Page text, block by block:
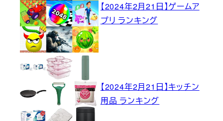
【2024年2月21日】ゲームア
プリ ランキング
【2024年2月21日】キッチン
用品 ランキング